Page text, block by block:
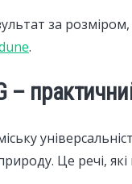
за розміром,
.
–
Це речі,